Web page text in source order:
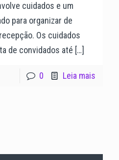
cuidados e um
para organizar de
Os cuidados
de convidados até […]
0 Leia mais